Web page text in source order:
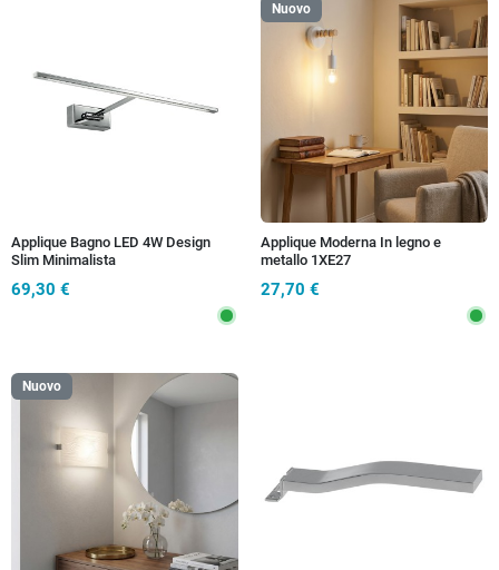
Applique Bagno LED 4W Design
Slim Minimalista
69,30 €
Nuovo
Applique Moderna In legno e
metallo 1XE27
27,70 €
Nuovo